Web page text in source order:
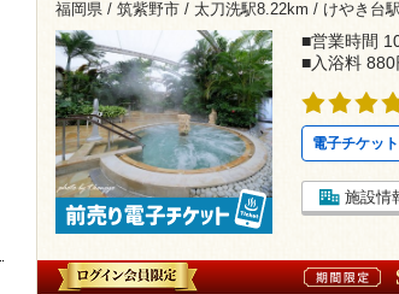
福岡県 / 筑紫野市 / 太刀洗駅8.22km / けやき台
■営業時間
■入浴料 880
電子チケッ
施設情